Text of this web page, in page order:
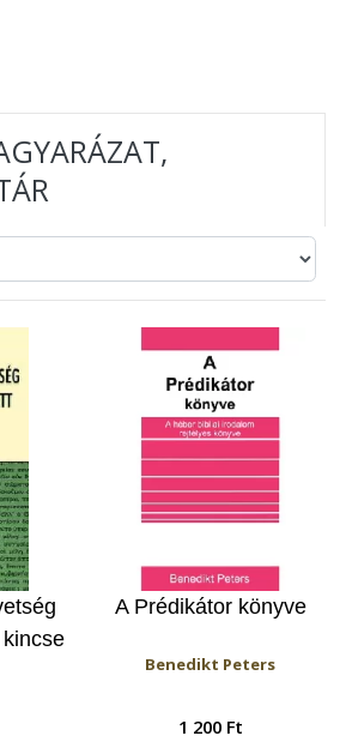
A Prédikátor könyve
Benedikt Peters
1 200 Ft